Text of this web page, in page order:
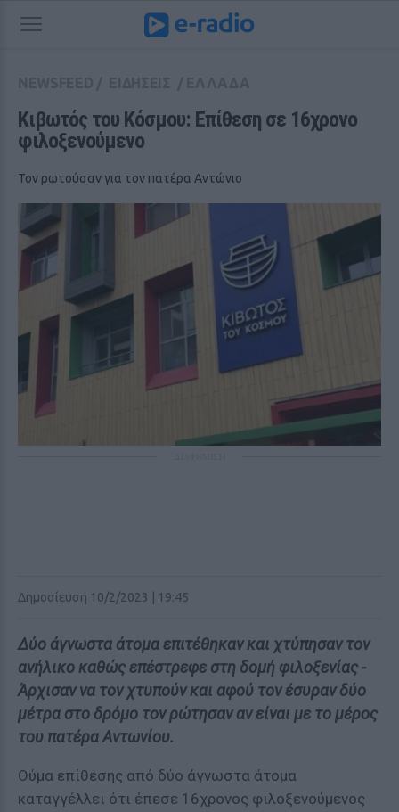
Κιβωτός του Κόσμου: Επίθεση σε 16χρονο
φιλοξενούμενο
Τον ρωτούσαν για τον πατέρα Αντώνιο
Δημοσίευση 10/2/2023 | 19:45
Δύο άγνωστα άτομα επιτέθηκαν και χτύπησαν τον
ανήλικο καθώς επέστρεφε στη δομή φιλοξενίας -
Άρχισαν να τον χτυπούν και αφού τον έσυραν δύο
μέτρα στο δρόμο τον ρώτησαν αν είναι με το μέρος
του πατέρα Αντωνίου.
Θύμα επίθεσης από δύο άγνωστα άτομα
καταγγέλλει ότι έπεσε 16χρονος φιλοξενούμενος